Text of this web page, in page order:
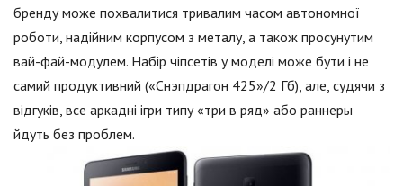
бренду може похвалитися тривалим часом автономної
роботи, надійним корпусом з металу, а також просунутим
вай-фай-модулем. Набір чіпсетів у моделі може бути і не
самий продуктивний («Снэпдрагон 425»/2 Гб), але, судячи з
відгуків, все аркадні ігри типу «три в ряд» або раннеры
йдуть без проблем.